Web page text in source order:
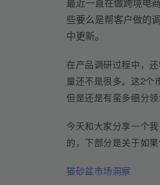
些要么是帮客户做的
中更新。
在产品调研过程中，
量还不是很多。这2个
但是还是有蛮多细分
今天和大家分享一个
的，下部分是关于如
猫砂盆市场洞察